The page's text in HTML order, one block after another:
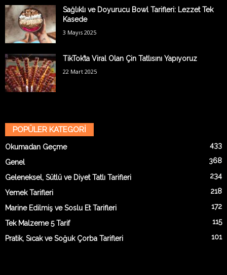
Sağlıklı ve Doyurucu Bowl Tarifleri: Lezzet Tek
Kasede
3 Mayıs 2025
TikTok’ta Viral Olan Çin Tatlısını Yapıyoruz
22 Mart 2025
POPÜLER KATEGORİ
Okumadan Geçme 433
Genel 368
Geleneksel, Sütlü ve Diyet Tatlı Tarifleri 234
Yemek Tarifleri 218
Marine Edilmiş ve Soslu Et Tarifleri 172
Tek Malzeme 5 Tarif 115
Pratik, Sıcak ve Soğuk Çorba Tarifleri 101